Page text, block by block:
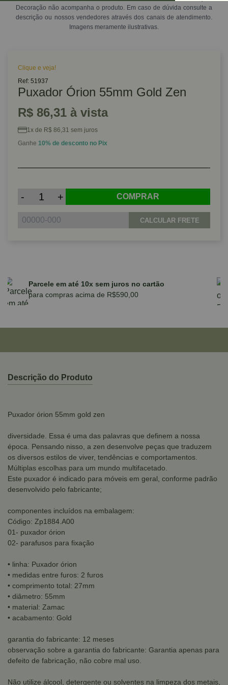
Decoração não acompanha o produto. Em caso de dúvida consulte a
descrição ou nossos vendedores através dos canais de atendimento.
Imagens meramente ilustrativas.
Clique e veja!
Ref: 51937
Puxador Órion 55mm Gold Zen
R$ 86,31 à vista
1x de R$ 86,31 sem juros
Ganhe 10% de desconto no Pix
- + COMPRAR
CALCULAR FRETE
Parcele em até 10x sem juros no cartão
para compras acima de R$590,00
Descrição do Produto
Puxador órion 55mm gold zen
diversidade. Essa é uma das palavras que definem a nossa
época. Pensando nisso, a zen desenvolve peças que traduzem
os diversos estilos de viver, tendências e comportamentos.
Múltiplas escolhas para um mundo multifacetado.
Este puxador é indicado para móveis em geral, conforme padrão
desenvolvido pelo fabricante;
componentes incluídos na embalagem:
Código: Zp1884.A00
01- puxador órion
02- parafusos para fixação
• linha: Puxador órion
• medidas entre furos: 2 furos
• comprimento total: 27mm
• diâmetro: 55mm
• material: Zamac
• acabamento: Gold
garantia do fabricante: 12 meses
observação sobre a garantia do fabricante: Garantia apenas para
defeito de fabricação, não cobre mal uso.
Não utilize álcool, detergente ou solventes na limpeza dos metais,